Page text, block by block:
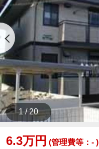
1 / 20
6.3万円 (管理費等：- )